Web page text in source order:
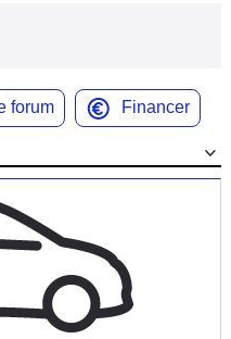
forum Financer